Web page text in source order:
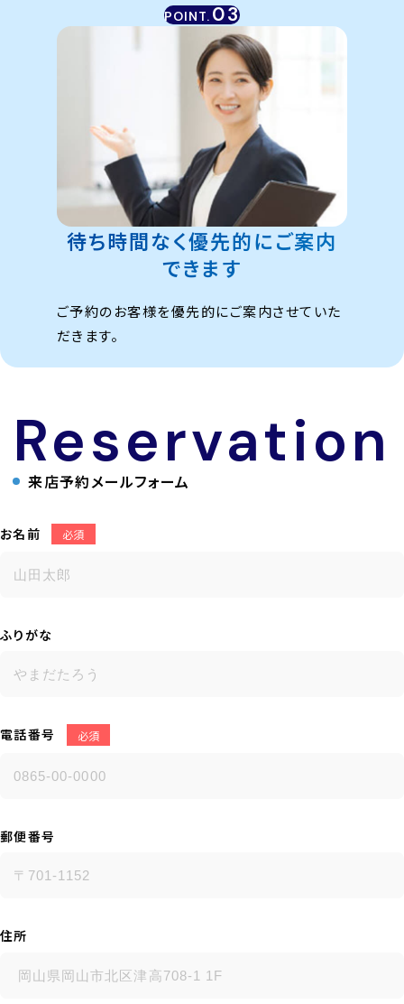
POINT.03
待ち時間なく優先的にご案内
できます
ご予約のお客様を優先的にご案内させていた
だきます。
Reservation
来店予約メールフォーム
お名前 必須
ふりがな
電話番号 必須
郵便番号
住所